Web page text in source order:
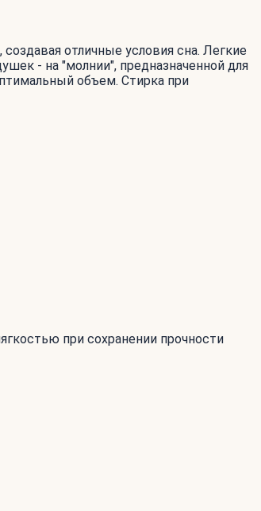
отличные условия сна. Легкие
- на "молнии", предназначенной для
объем. Стирка при
при сохранении прочности